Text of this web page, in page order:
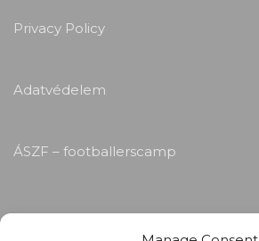
Privacy Policy
Adatvédelem
ÁSZF – footballerscamp